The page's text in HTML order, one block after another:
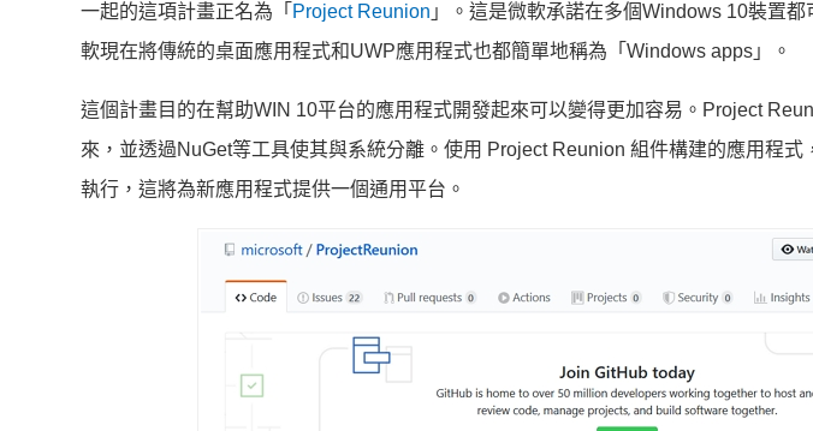
一起的這項計畫正名為「 Project Reunion 」。這是微軟承諾在多個Windows 10裝置
軟現在將傳統的桌面應用程式和UWP應用程式也都簡單地稱為「Windows apps」。
這個計畫目的在幫助WIN 10平台的應用程式開發起來可以變得更加容易。Project
來，並透過NuGet等工具使其與系統分離。使用 Project Reunion 組件構建的應用程
執行，這將為新應用程式提供一個通用平台。